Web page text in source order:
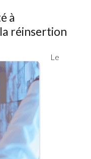
à
réinsertion
Le